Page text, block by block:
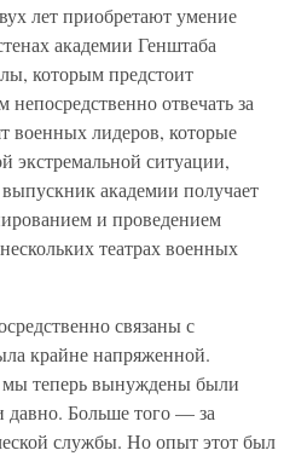
лет приобретают умение
академии Генштаба
которым предстоит
отвечать за
военных лидеров, которые
экстремальной ситуации,
академии получает
и проведением
театрах военных
связаны с
крайне напряженной.
теперь вынуждены были
давно. Больше того — за
службы. Но опыт этот был